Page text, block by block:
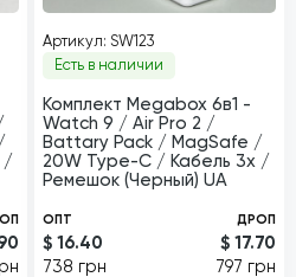
/
Артикул: SW123
Есть в наличии
Комплект Megabox 6в1 -
Watch 9 / Air Pro 2 /
Battary Pack / MagSafe /
20W Type-С / Кабель 3х /
Ремешок (Черный) UA
ОПТ
$ 16.40
738 грн
ДРОП
$ 17.70
797 грн